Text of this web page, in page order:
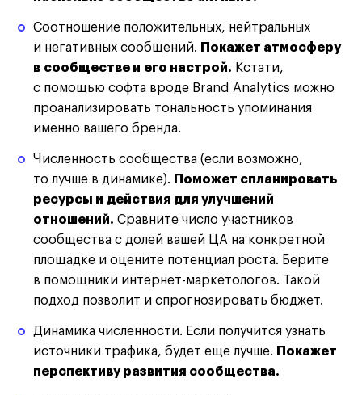
Соотношение положительных, нейтральных
и негативных сообщений. Покажет атмосферу
в сообществе и его настрой. Кстати,
с помощью софта вроде Brand Analytics можно
проанализировать тональность упоминания
именно вашего бренда.
Численность сообщества(если возможно,
то лучше в динамике). Поможет спланировать
ресурсы и действия для улучшений
отношений. Сравните число участников
сообщества с долей вашей ЦА на конкретной
площадке и оцените потенциал роста. Берите
в помощники интернет-маркетологов. Такой
подход позволит и спрогнозировать бюджет.
Динамика численности. Если получится узнать
источники трафика, будет еще лучше. Покажет
перспективу развития сообщества.